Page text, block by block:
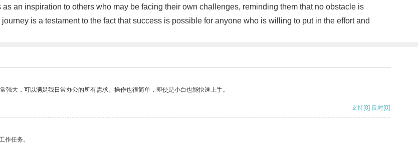
an inspiration to others who may be facing their own challenges, reminding them that no obstacle is
is a testament to the fact that success is possible for anyone who is willing to put in the effort and
大，可以满足我日常办公的所有需求。操作也很简单，即使是小白也能快速上手。
支持[0] 反对[0]
作任务。